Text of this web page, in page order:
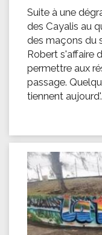
Suite à une
des Cayalis au
des maçons du
Robert s'affaire
permettre aux
passage.
tiennent